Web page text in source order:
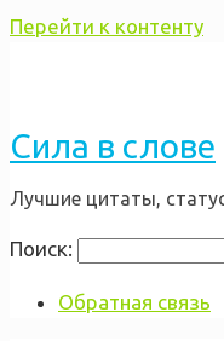
Перейти к контенту
Сила в слове
Лучшие цитаты,
Поиск:
Обратная связь